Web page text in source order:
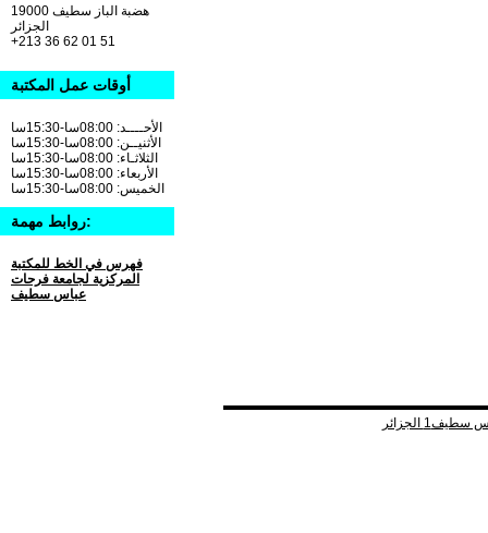
19000 هضبة الباز سطيف
+213 36 62 01 51
أوقات عمل المكتبة
الأحــــد: 08:00سا-15:30سا
الأثنيــن: 08:00سا-15:30سا
الثلاثـاء: 08:00سا-15:30سا
الأربعاء: 08:00سا-15:30سا
الخميس: 08:00سا-15:30سا
روابط مهمة:
فهرس في الخط للمكتبة
المركزية لجامعة فرحات
عباس سطيف